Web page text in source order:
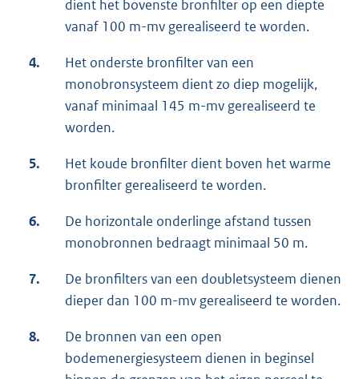
dient het bovenste bronfilter op een diepte
vanaf 100 m-mv gerealiseerd te worden.
4.
Het onderste bronfilter van een
monobronsysteem dient zo diep mogelijk,
vanaf minimaal 145 m-mv gerealiseerd te
worden.
5.
Het koude bronfilter dient boven het warme
bronfilter gerealiseerd te worden.
6.
De horizontale onderlinge afstand tussen
monobronnen bedraagt minimaal 50 m.
7.
De bronfilters van een doubletsysteem dienen
dieper dan 100 m-mv gerealiseerd te worden.
8.
De bronnen van een open
bodemenergiesysteem dienen in beginsel